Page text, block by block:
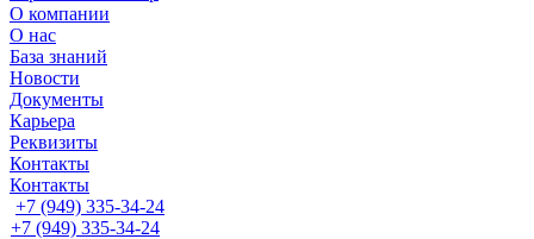
О компании
О нас
База знаний
Новости
Документы
Карьера
Реквизиты
Контакты
Контакты
+7 (949) 335-34-24
+7 (949) 335-34-24